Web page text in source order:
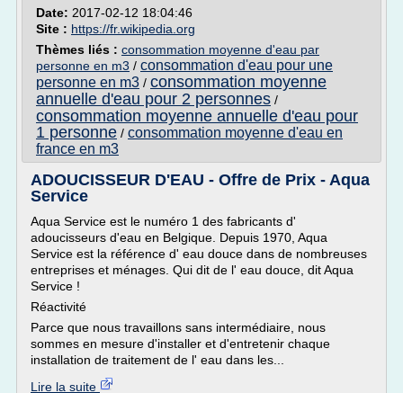
Date: 2017-02-12 18:04:46
Site : https://fr.wikipedia.org
Thèmes liés : consommation moyenne d'eau par
personne en m3 / consommation d'eau pour une
personne en m3 / consommation moyenne
annuelle d'eau pour 2 personnes /
consommation moyenne annuelle d'eau pour
1 personne / consommation moyenne d'eau en
france en m3
ADOUCISSEUR D'EAU - Offre de Prix - Aqua
Service
Aqua Service est le numéro 1 des fabricants d'
adoucisseurs d'eau en Belgique. Depuis 1970, Aqua
Service est la référence d' eau douce dans de nombreuses
entreprises et ménages. Qui dit de l' eau douce, dit Aqua
Service !
Réactivité
Parce que nous travaillons sans intermédiaire, nous
sommes en mesure d'installer et d'entretenir chaque
installation de traitement de l' eau dans les...
Lire la suite